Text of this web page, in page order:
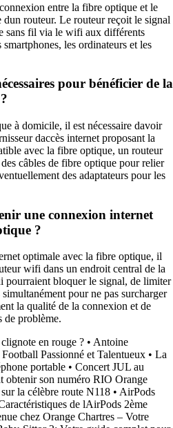
entre la fibre optique et le
routeur. Le routeur reçoit le signal
sans fil via le wifi aux différents
les ordinateurs et les
pour bénéficier de la
à domicile, il est nécessaire davoir
daccès internet proposant la
avec la fibre optique, un routeur
câbles de fibre optique pour relier
des adaptateurs pour les
une connexion internet
?
optimale avec la fibre optique, il
wifi dans un endroit central de la
pourraient bloquer le signal, de limiter
pour ne pas surcharger
la qualité de la connexion et de
de problème.
en rouge ? • Antoine
Passionné et Talentueux • La
portable • Concert JUL au
obtenir son numéro RIO Orange
la célèbre route N118 • AirPods
de lAirPods 2ème
chez Orange Chartres – Votre